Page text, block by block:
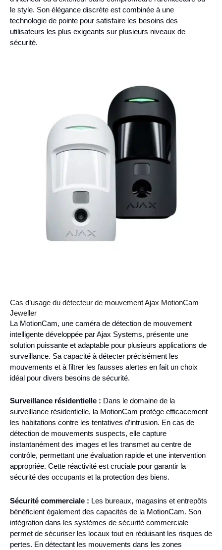
le style. Son élégance discrète est combinée à une
technologie de pointe pour satisfaire les besoins des
utilisateurs les plus exigeants sur plusieurs niveaux de
sécurité.
Cas d’usage du détecteur de mouvement Ajax MotionCam
Jeweller
La MotionCam, une caméra de détection de mouvement
intelligente développée par Ajax Systems, présente une
solution puissante et adaptable pour plusieurs applications de
surveillance. Sa capacité à détecter précisément les
mouvements et à filtrer les fausses alertes en fait un choix
idéal pour divers besoins de sécurité.
Surveillance résidentielle : Dans le domaine de la
surveillance résidentielle, la MotionCam protège efficacement
les habitations contre les tentatives d’intrusion. En cas de
détection de mouvements suspects, elle capture
instantanément des images et les transmet au centre de
contrôle, permettant une évaluation rapide et une intervention
appropriée. Cette réactivité est cruciale pour garantir la
sécurité des occupants et la protection des biens.
Sécurité commerciale : Les bureaux, magasins et entrepôts
bénéficient également des capacités de la MotionCam. Son
intégration dans les systèmes de sécurité commerciale
permet de sécuriser les locaux tout en réduisant les risques de
pertes. En détectant les mouvements dans les zones